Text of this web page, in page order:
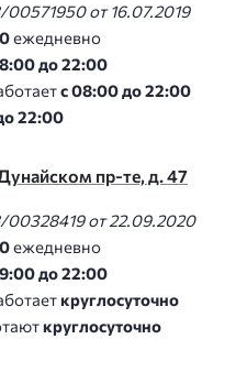
от 16.07.2019
ежедневно
до 22:00
с 08:00 до 22:00
22:00
пр-те, д. 47
от 22.09.2020
ежедневно
до 22:00
круглосуточно
круглосуточно